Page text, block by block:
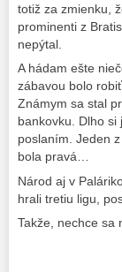
totiž za zmienku,
prominenti z
nepýtal.
A hádam ešte
zábavou bolo
Známym sa stal
bankovku. Dlho si
poslaním. Jeden
bola pravá…
Národ aj v
hrali tretiu ligu,
Takže, nechce sa